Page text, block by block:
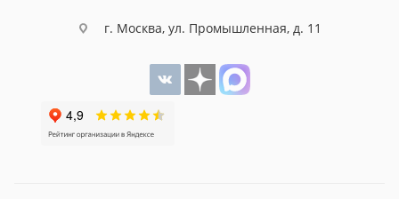
г. Москва, ул. Промышленная, д. 11